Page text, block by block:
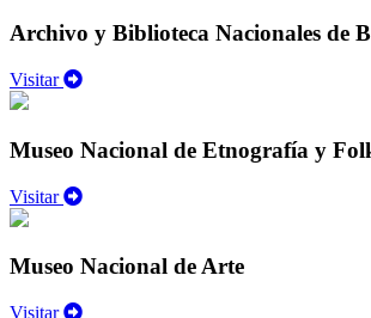
Archivo y Biblioteca Nacionales de
Visitar
Museo Nacional de Etnografía y
Visitar
Museo Nacional de Arte
Visitar